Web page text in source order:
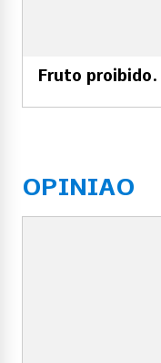
Fruto
OPINIAO